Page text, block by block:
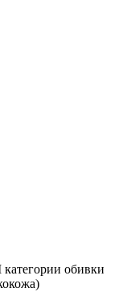
обивки